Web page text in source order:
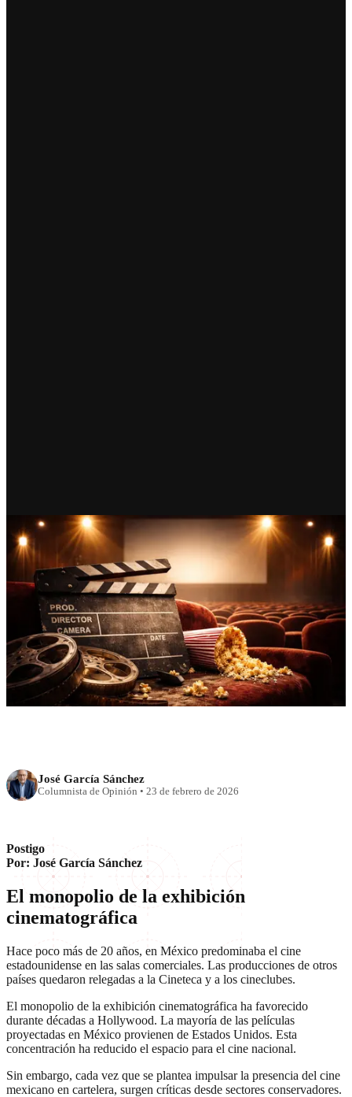
RECIENTE
La derecha contra el cine
mexicano
José García Sánchez
Columnista de Opinión • 23 de febrero de 2026
Postigo
Por: José García Sánchez
El monopolio de la exhibición
cinematográfica
Hace poco más de 20 años, en México predominaba el cine
estadounidense en las salas comerciales. Las producciones de otros
países quedaron relegadas a la Cineteca y a los cineclubes.
El monopolio de la exhibición cinematográfica ha favorecido
durante décadas a Hollywood. La mayoría de las películas
proyectadas en México provienen de Estados Unidos. Esta
concentración ha reducido el espacio para el cine nacional.
Sin embargo, cada vez que se plantea impulsar la presencia del cine
mexicano en cartelera, surgen críticas desde sectores conservadores.